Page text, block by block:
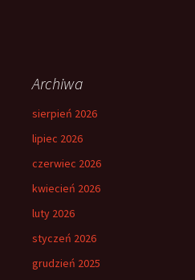
Archiwa
sierpień 2026
lipiec 2026
czerwiec 2026
kwiecień 2026
luty 2026
styczeń 2026
grudzień 2025